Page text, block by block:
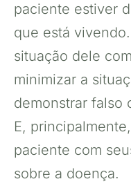
paciente estiver
que está
situação dele
minimizar a
demonstrar falso
E,
paciente com
sobre a doença.